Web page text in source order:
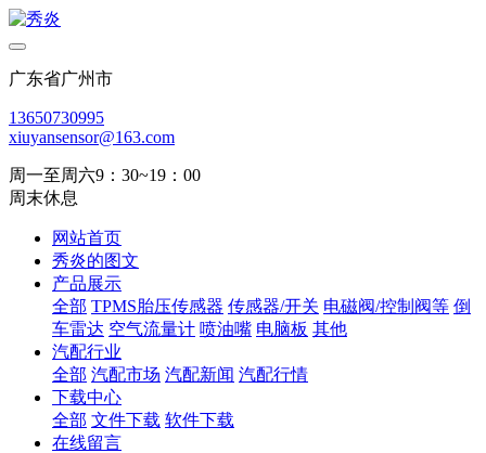
广东省广州市
13650730995
xiuyansensor@163.com
周一至周六9：30~19：00
周末休息
网站首页
秀炎的图文
产品展示
全部 TPMS胎压传感器 传感器/开关 电磁阀/控制阀等 倒
车雷达 空气流量计 喷油嘴 电脑板 其他
汽配行业
全部 汽配市场 汽配新闻 汽配行情
下载中心
全部 文件下载 软件下载
在线留言